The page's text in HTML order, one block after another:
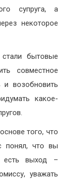
супруга, а
некоторое
бытовые
совместное
и возобновить
какое-
того, что
понял, что вы
есть выход –
уважать